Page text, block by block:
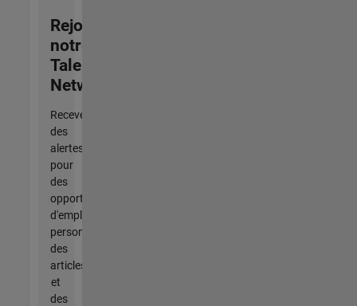
Rejoignez
notre
Talent
Network
Recevez
des
alertes
pour
des
opportunités
d'emploi
personnalisées,
des
articles
et
des